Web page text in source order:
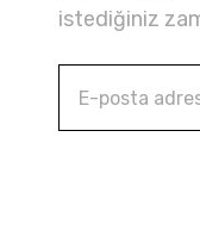
istediğiniz